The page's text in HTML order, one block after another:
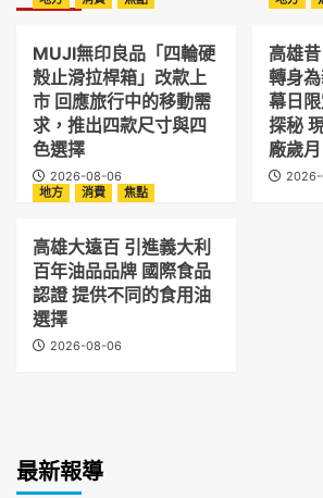
MUJI無印良品「四輪硬
殼止滑拉桿箱」改款上
市 回應旅行中的移動需
求，推出四款尺寸與四
色選擇
2026-08-06
高雄
轉身
幕日
探秘
廠歲月
地方
消費 焦點
高雄大遠百 引進義大利
百年油品品牌 國際食品
認證 提供不同的食用油
選擇
2026-08-06
最新報導